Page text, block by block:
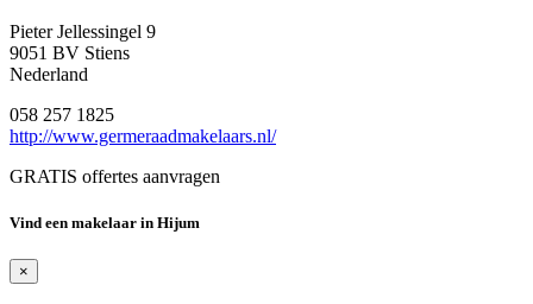
Pieter Jellessingel 9
9051 BV Stiens
Nederland
058 257 1825
http://www.germeraadmakelaars.nl/
GRATIS offertes aanvragen
Vind een makelaar in Hijum
×